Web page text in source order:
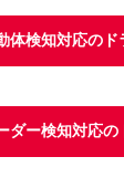
体検知対応のド
ダー検知対応の